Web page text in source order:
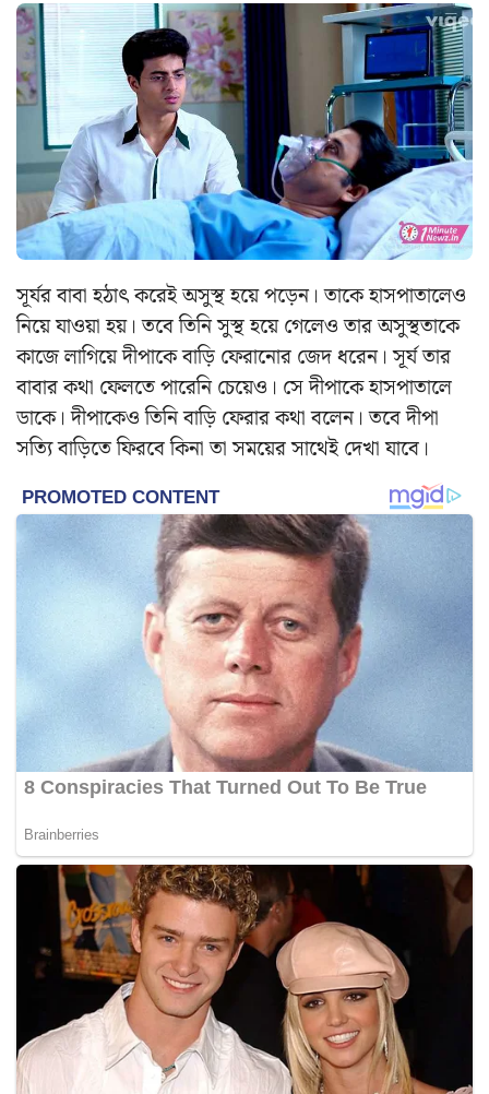
সূর্যর বাবা হঠাৎ করেই অসুস্থ হয়ে পড়েন। তাকে হাসপাতালেও
নিয়ে যাওয়া হয়। তবে তিনি সুস্থ হয়ে গেলেও তার অসুস্থতাকে
কাজে লাগিয়ে দীপাকে বাড়ি ফেরানোর জেদ ধরেন। সূর্য তার
বাবার কথা ফেলতে পারেনি চেয়েও। সে দীপাকে হাসপাতালে
ডাকে। দীপাকেও তিনি বাড়ি ফেরার কথা বলেন। তবে দীপা
সত্যি বাড়িতে ফিরবে কিনা তা সময়ের সাথেই দেখা যাবে।